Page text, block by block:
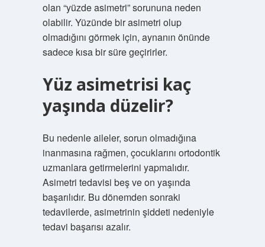
olan “yüzde asimetri” sorununa neden
olabilir. Yüzünde bir asimetri olup
olmadığını görmek için, aynanın önünde
sadece kısa bir süre geçirirler.
Yüz asimetrisi kaç
yaşında düzelir?
Bu nedenle aileler, sorun olmadığına
inanmasına rağmen, çocuklarını ortodontik
uzmanlara getirmelerini yapmalıdır.
Asimetri tedavisi beş ve on yaşında
başarılıdır. Bu dönemden sonraki
tedavilerde, asimetrinin şiddeti nedeniyle
tedavi başarısı azalır.